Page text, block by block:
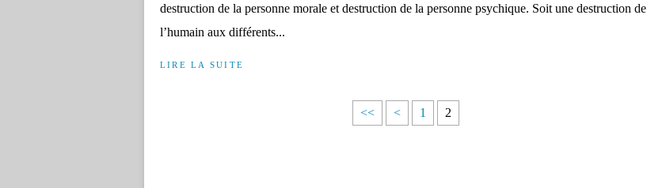
destruction de la personne morale et destruction de la personne psychique. Soit une destruction de
l’humain aux différents...
LIRE LA SUITE
<< < 1 2